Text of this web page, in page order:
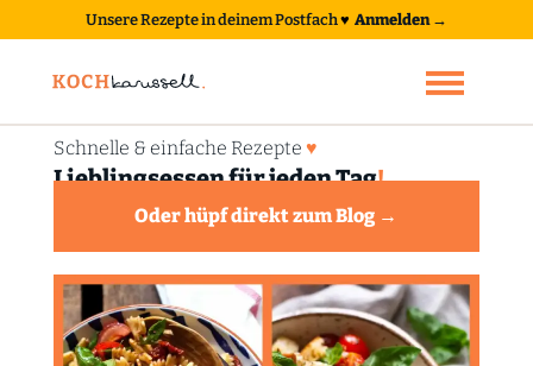
Unsere Rezepte in deinem Postfach♥ Anmelden →
Schnelle & einfache Rezepte ♥
Lieblingsessen für jeden Tag!
Oder hüpf direkt zum Blog →